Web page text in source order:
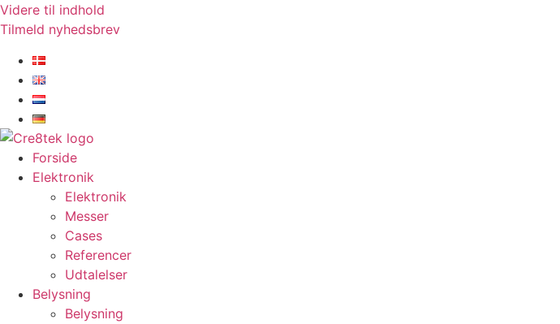
Videre til indhold
Tilmeld nyhedsbrev
Forside
Elektronik
Elektronik
Messer
Cases
Referencer
Udtalelser
Belysning
Belysning